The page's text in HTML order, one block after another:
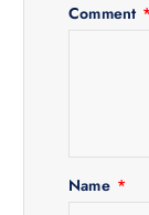
Comment *
Name *